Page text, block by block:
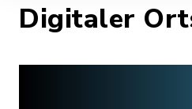
Digitaler